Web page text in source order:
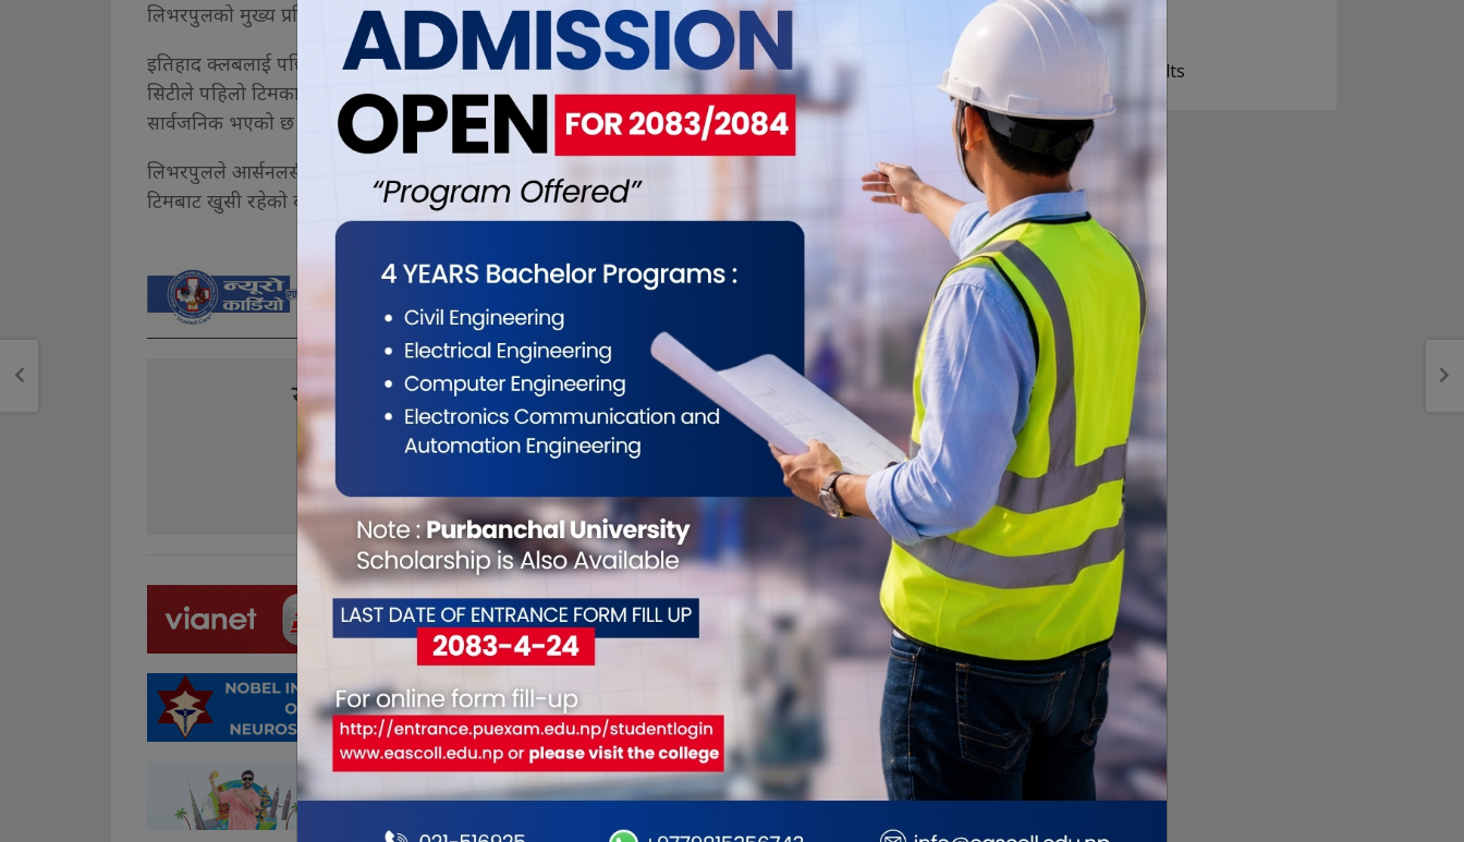
लिभरपुलको मुख्य प्रतिद्वन्द्वी म्यान्चेष्टर सिटी देखिएको थियो ।
इतिहाद क्लबलाई पछि पार्दै लिभरपुलले प्रिमियर लिगको उपाधि उचालेको थियो ।मेस्सी अनुबन्धनका लागि
सिटीले पहिलो टिमका बर्नान्डो सिल्भा, रियाद महरेज र ग्याब्रियल जिससलाई साट्न तयार रहेको हल्ला पनि
सार्वजनिक भएको छ ।
लिभरपुलले आर्सनलसँग कम्युनिटी सिल्डमा खेल्दै नयाँ सिजनको सुरुवात गर्नेछ । क्लोपले आफू लिभरपुलको
टिमबाट खुसी रहेको बताए । एजेन्सी
यो खबर पढेर तपाईलाई कस्तो महसुस भयो ?
1 0 0 0 0 0
ज सुकै होस्
View Results